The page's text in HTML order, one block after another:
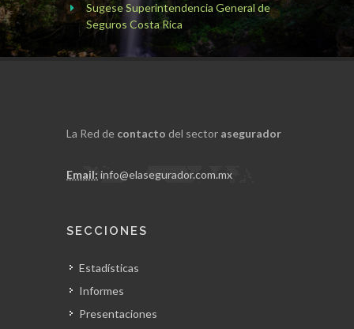
Sugese Superintendencia General de
Seguros Costa Rica
La Red de contacto del sector asegurador
Email: info@elasegurador.com.mx
SECCIONES
Estadísticas
Informes
Presentaciones